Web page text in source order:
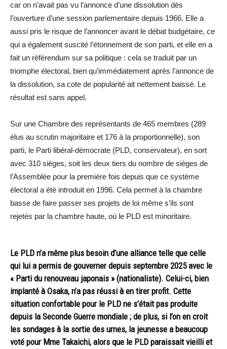
car on n’avait pas vu l’annonce d’une dissolution dès
l’ouverture d’une session parlementaire depuis 1966. Elle a
aussi pris le risque de l’annoncer avant le débat budgétaire, ce
qui a également suscité l’étonnement de son parti, et elle en a
fait un référendum sur sa politique : cela se traduit par un
triomphe électoral, bien qu’immédiatement après l’annonce de
la dissolution, sa cote de popularité ait nettement baissé. Le
résultat est sans appel.
Sur une Chambre des représentants de 465 membres (289
élus au scrutin majoritaire et 176 à la proportionnelle), son
parti, le Parti libéral-démocrate (PLD, conservateur), en sort
avec 310 sièges, soit les deux tiers du nombre de sièges de
l’Assemblée pour la première fois depuis que ce système
électoral a été introduit en 1996. Cela permet à la chambre
basse de faire passer ses projets de loi même s’ils sont
rejetés par la chambre haute, où le PLD est minoritaire.
Le PLD n’a même plus besoin d’une alliance telle que celle
qui lui a permis de gouverner depuis septembre 2025 avec le
« Parti du renouveau japonais » (nationaliste). Celui-ci, bien
implanté à Osaka, n’a pas réussi à en tirer profit. Cette
situation confortable pour le PLD ne s’était pas produite
depuis la Seconde Guerre mondiale ; de plus, si l’on en croit
les sondages à la sortie des urnes, la jeunesse a beaucoup
voté pour Mme Takaichi, alors que le PLD paraissait vieilli et